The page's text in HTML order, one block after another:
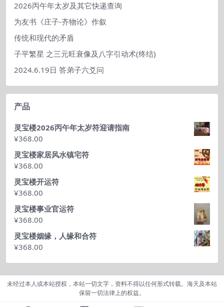
2026丙午年太岁及其它快递查询
为友书《庄子-齐物论》作叙
传统和现代的矛盾
子平繁星 之三元旺衰像及八字引动术(终结)
2024.6.19日 答弟子六爻问
产品
灵宝楼2026丙午年太岁符迎请指南
¥368.00
灵宝楼家居风水镇宅符
¥368.00
灵宝楼开运符
¥368.00
灵宝楼事业官运符
¥368.00
灵宝楼姻缘，人缘和合符
¥368.00
未经过本人或本站授权，本站一切文字，资料不得以任何形式转载。海天及本站
保留一切法律上的权益。